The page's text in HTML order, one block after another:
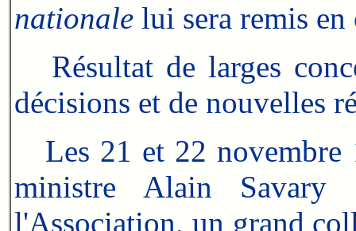
nationale lui sera remis en
Résultat de larges
décisions et de nouvelles
Les 21 et 22
ministre Alain
l'Association, un grand